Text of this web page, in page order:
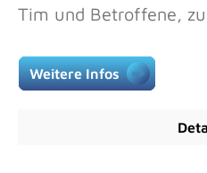
Tim und Betroffene,
Weitere Infos